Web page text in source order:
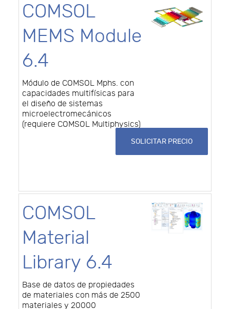
COMSOL
MEMS Module
6.4
Módulo de COMSOL Mphs. con
capacidades multifísicas para
el diseño de sistemas
microelectromecánicos
(requiere COMSOL Multiphysics)
SOLICITAR PRECIO
COMSOL
Material
Library 6.4
Base de datos de propiedades
de materiales con más de 2500
materiales y 20000